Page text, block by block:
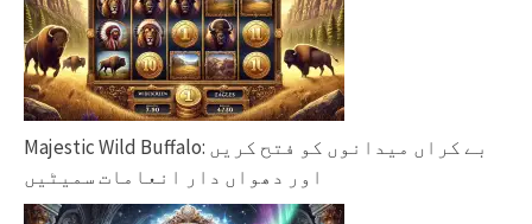
Majestic Wild Buffalo: بے کراں میدانوں کو فتح کریں
اور دھواں دار انعامات سمیٹیں